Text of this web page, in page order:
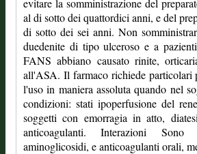
evitare la somministrazione del
al di sotto dei quattordici anni, e del
di sotto dei sei anni. Non
duedenite di tipo ulceroso e a
FANS abbiano causato rinite,
all'ASA. Il farmaco richiede particolari
l'uso in maniera assoluta quando nel
condizioni: stati ipoperfusione del
soggetti con emorragia in atto,
anticoagulanti. Interazioni
aminoglicosidi, e anticoagulanti orali,